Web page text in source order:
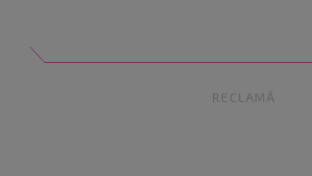
RECLAMĂ